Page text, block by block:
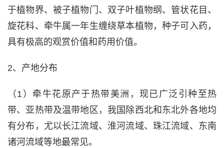
于植物界、被子植物门、双子叶植物纲、管状花目、
旋花科、牵牛属一年生缠绕草本植物，种子可入药，
具有极高的观赏价值和药用价值。
2、产地分布
（1）牵牛花原产于热带美洲，现已广泛引种至热
带、亚热带及温带地区，我国除西北和东北外各地均
有分布，尤以长江流域、淮河流域、珠江流域、东南
诸河流域等地最常见。